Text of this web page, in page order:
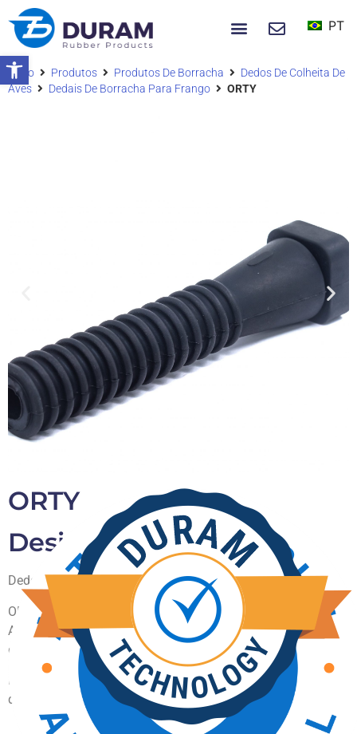
Abrir a barra de ferramentas
PT
Início Produtos Produtos De Borracha
Dedos De Colheita De
Aves
Dedais De Borracha Para Frango ORTY
ORTY
Design oco
Dedo redondo e oco.
ORTY - um dedo especial para máquinas ORTY, BAYLE e
ACMA. Um dedo extremamente durável graças à qualidade
do composto e ao seu design especial.
Fácil de instalar e perfeitamente adequado para a maioria
das penas de aves delicadas e linhas de baixa velocidade.